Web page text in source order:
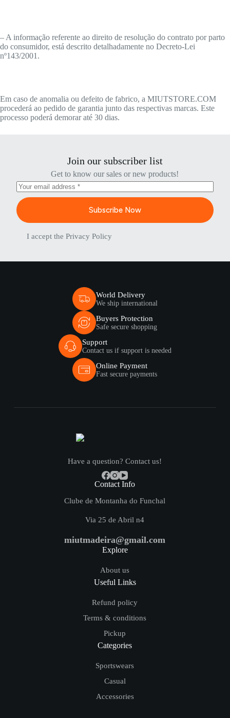
– A informação referente ao direito de resolução do contrato por parto
do consumidor, está descrito detalhadamente no Decreto-Lei
nº143/2001.
Em caso de anomalia ou defeito de fabrico, a MIUTSTORE.COM
procederá ao pedido de garantia junto das respectivas marcas. Este
processo poderá demorar até 30 dias.
Join our subscriber list
Get to know our sales or new products!
Subscribe Now
I accept thePrivacy Policy
World Delivery
We ship international
Buyers Protection
Safe secure shopping
Support
Contact us if support is needed
Online Payment
Fast secure payments
Have a question? Contact us!
Contact Info
Clube de Montanha do Funchal
Via 25 de Abril n4
miutmadeira@gmail.com
Explore
About us
Useful Links
Refund policy
Terms & conditions
Pickup
Categories
Sportswears
Casual
Accessories